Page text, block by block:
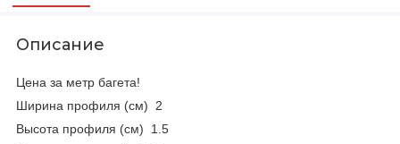
Описание
Цена за метр багета!
Ширина профиля (см) 2
Высота профиля (см) 1.5